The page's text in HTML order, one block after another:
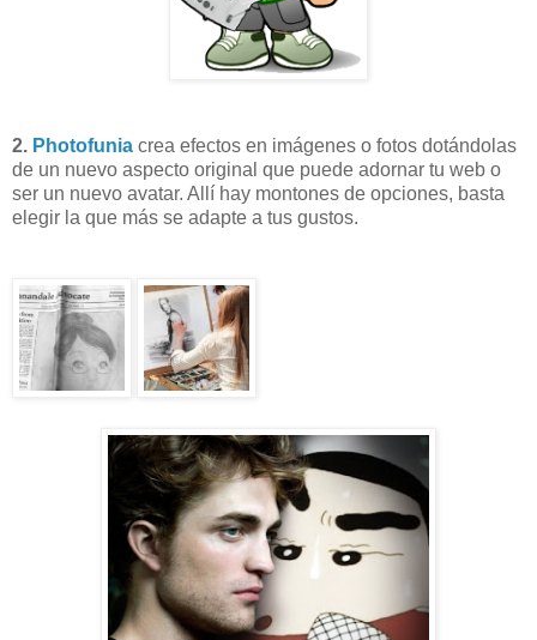
2. Photofunia crea efectos en imágenes o fotos dotándolas
de un nuevo aspecto original que puede adornar tu web o
ser un nuevo avatar. Allí hay montones de opciones, basta
elegir la que más se adapte a tus gustos.